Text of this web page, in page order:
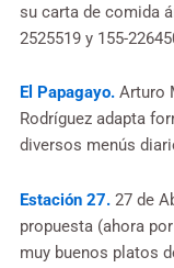
su carta de comida
2525519 y 155-
El Papagayo. Arturo
Rodríguez adapta
diversos menús
Estación 27. 27 de
propuesta (ahora
muy buenos platos